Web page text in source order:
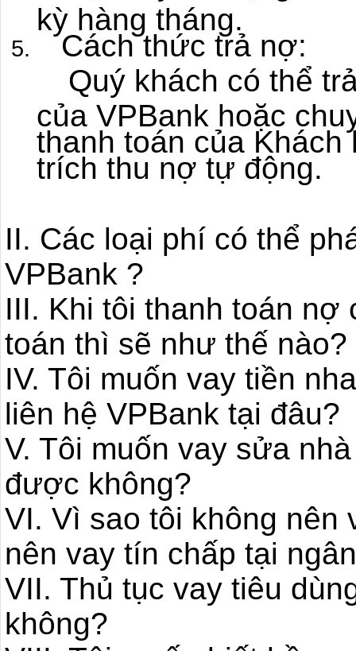
kỳ hàng tháng.
Cách thức trả nợ:
Quý khách có thể
của VPBank hoặc
thanh toán của Khách
trích thu nợ tự động.
II. Các loại phí có thể
VPBank ?
III. Khi tôi thanh toán nợ
toán thì sẽ như thế nào?
IV. Tôi muốn vay tiền
liên hệ VPBank tại đâu?
V. Tôi muốn vay sửa
được không?
VI. Vì sao tôi không nên
nên vay tín chấp tại
VII. Thủ tục vay tiêu
không?